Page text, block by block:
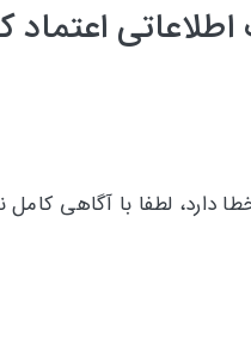
اعتماد
دارد، لطفا با آگاهی